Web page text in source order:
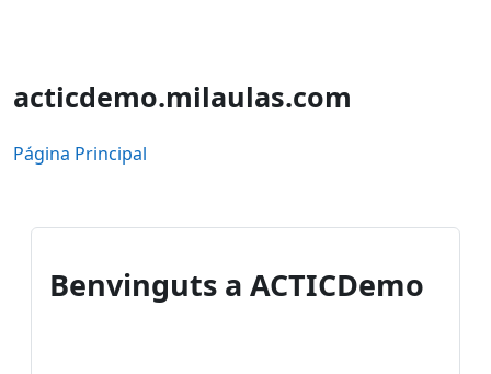
acticdemo.milaulas.com
Página Principal
Benvinguts a ACTICDemo